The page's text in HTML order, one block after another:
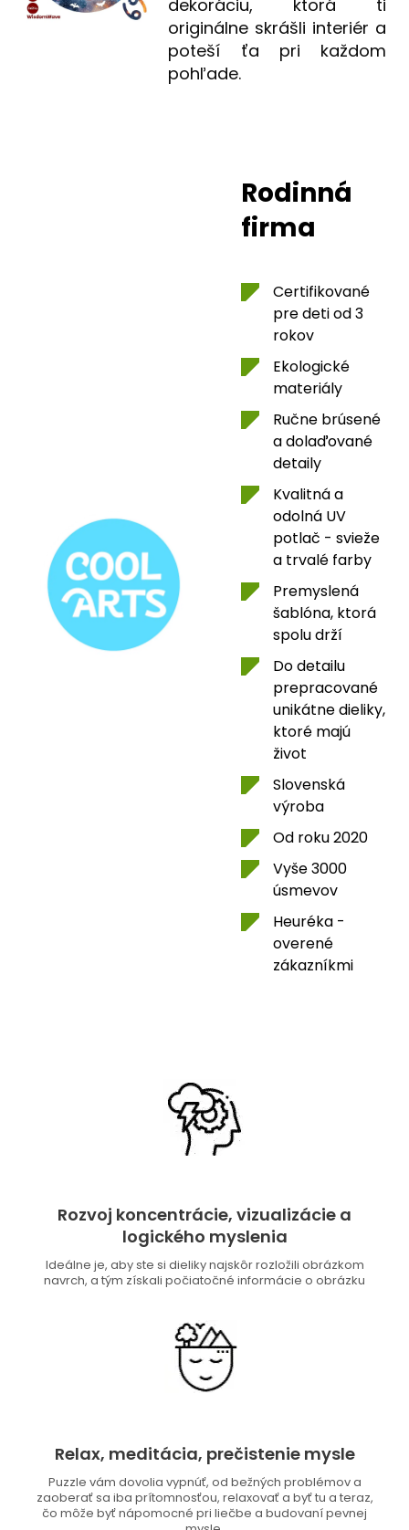
dekoráciu, ktorá ti
originálne skrášli interiér a
poteší ťa pri každom
pohľade.
Rodinná
firma
Certifikované
pre deti od 3
rokov
Ekologické
materiály
Ručne brúsené
a dolaďované
detaily
Kvalitná a
odolná UV
potlač - svieže
a trvalé farby
Premyslená
šablóna, ktorá
spolu drží
Do detailu
prepracované
unikátne dieliky,
ktoré majú
život
Slovenská
výroba
Od roku 2020
Vyše 3000
úsmevov
Heuréka -
overené
zákazníkmi
Rozvoj koncentrácie, vizualizácie a
logického myslenia
Ideálne je, aby ste si dieliky najskôr rozložili obrázkom
navrch, a tým získali počiatočné informácie o obrázku
Relax, meditácia, prečistenie mysle
Puzzle vám dovolia vypnúť, od bežných problémov a
zaoberať sa iba prítomnosťou, relaxovať a byť tu a teraz,
čo môže byť nápomocné pri liečbe a budovaní pevnej